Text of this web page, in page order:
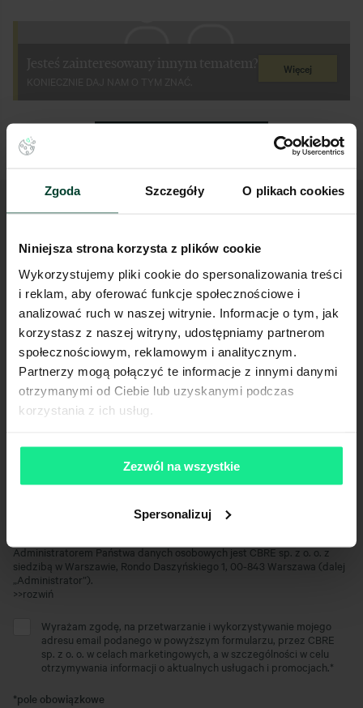
Zgoda Szczegóły O plikach cookies
Niniejsza strona korzysta z plików cookie
Wykorzystujemy pliki cookie do spersonalizowania treści
i reklam, aby oferować funkcje społecznościowe i
analizować ruch w naszej witrynie. Informacje o tym, jak
korzystasz z naszej witryny, udostępniamy partnerom
społecznościowym, reklamowym i analitycznym.
Partnerzy mogą połączyć te informacje z innymi danymi
otrzymanymi od Ciebie lub uzyskanymi podczas
korzystania z ich usług.
Zezwól na wszystkie
Spersonalizuj
Więcej
Weź udział w wybranym wydarzeniu
Imię i nazwisko*
Adres e-mail*
Firma*
Administratorem Państwa danych osobowych jest CBRE sp. z o. o. z
siedzibą w Warszawie, Rondo Daszyńskiego 1, 00-843 Warszawa (dalej
„Administrator”).
Wyrażam zgodę, na przetwarzanie i wykorzystywanie mojego
adresu email podanego w powyższym formularzu, przez CBRE
sp. z o. o. w celach marketingowych, a w szczególności w celu
otrzymywania informacji o aktualnych usługach i promocjach.*
*pole obowiązkowe